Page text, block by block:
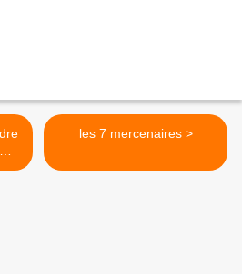
les 7 mercenaires >